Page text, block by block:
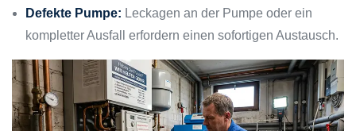
Defekte Pumpe: Leckagen an der Pumpe oder ein
kompletter Ausfall erfordern einen sofortigen Austausch.